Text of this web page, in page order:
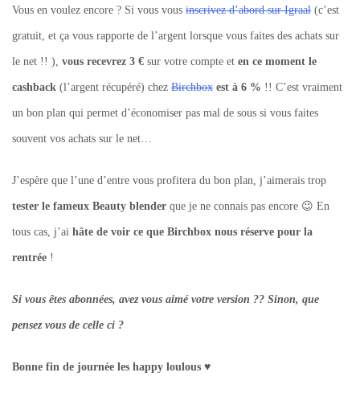
Vous en voulez encore ? Si vous vous inscrivez d’abord sur Igraal (c’est
gratuit, et ça vous rapporte de l’argent lorsque vous faites des achats sur
le net !! ), vous recevrez 3 € sur votre compte et en ce moment le
cashback (l’argent récupéré) chez Birchbox est à 6 % !! C’est vraiment
un bon plan qui permet d’économiser pas mal de sous si vous faites
souvent vos achats sur le net…
J’espère que l’une d’entre vous profitera du bon plan, j’aimerais trop
tester le fameux Beauty blender que je ne connais pas encore 😉 En
tous cas, j’ai hâte de voir ce que Birchbox nous réserve pour la
rentrée !
Si vous êtes abonnées, avez vous aimé votre version ?? Sinon, que
pensez vous de celle ci ?
Bonne fin de journée les happy loulous ♥